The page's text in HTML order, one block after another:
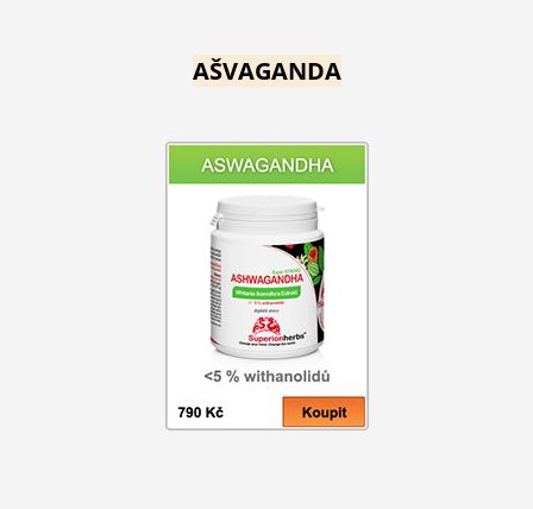
AŠVAGANDA